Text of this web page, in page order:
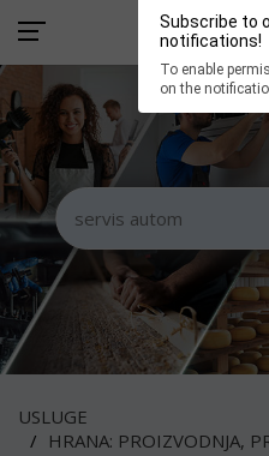
Subscribe to
notifications!
To enable
on the
USLUGE
HRANA: PROIZVODNJA,